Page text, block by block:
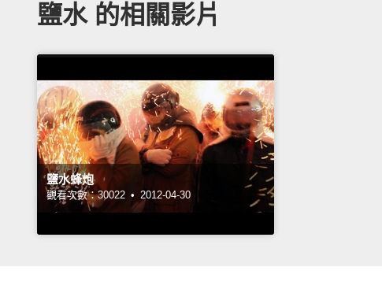
鹽水 的相關影片
鹽水蜂炮
觀看次數：30022 • 2012-04-30